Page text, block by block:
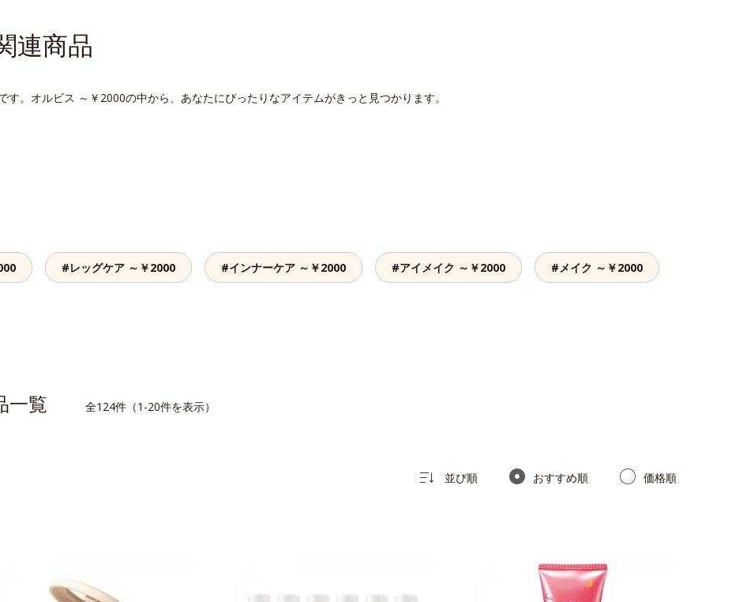
連商品
。オルビス ～￥2000の中から、あなたにぴったりなアイテムがきっと見つかります。
#レッグケア ～￥2000 #インナーケア ～￥2000 #アイメイク ～￥2000 #メイク ～￥2000
一覧 全124件（1-20件を表示）
並び順 おすすめ順 価格順